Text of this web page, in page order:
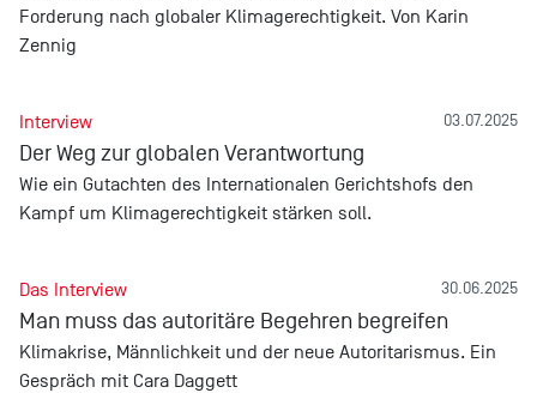
Forderung nach globaler Klimagerechtigkeit. Von Karin
Zennig
03.07.2025
Interview
Der Weg zur globalen Verantwortung
Wie ein Gutachten des Internationalen Gerichtshofs den
Kampf um Klimagerechtigkeit stärken soll.
30.06.2025
Das Interview
Man muss das autoritäre Begehren begreifen
Klimakrise, Männlichkeit und der neue Autoritarismus. Ein
Gespräch mit Cara Daggett